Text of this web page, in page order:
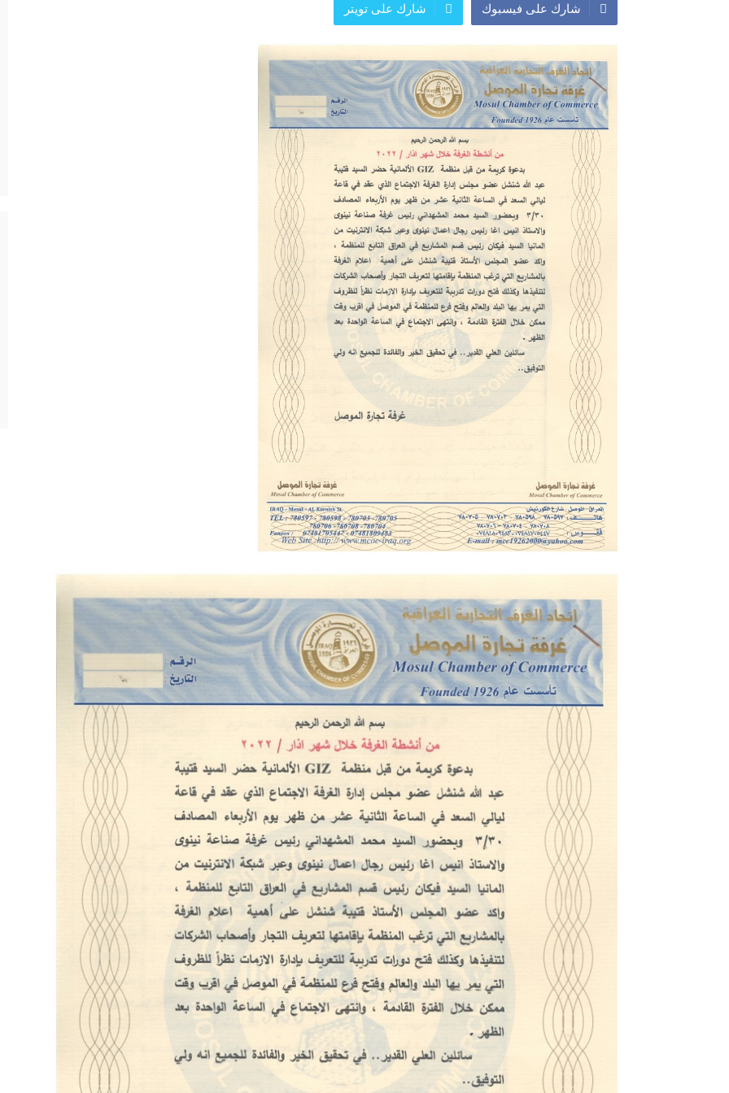
معرض
النشرة الاسبوعية
اعلان
النشرة الشهرية لاسعار المواد الرئيسية
شارك على فيسبوك شارك على تويتر